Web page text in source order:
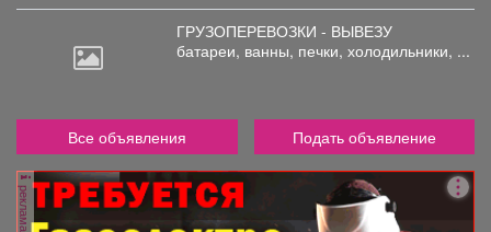
ГРУЗОПЕРЕВОЗКИ - ВЫВЕЗУ
батареи, ванны, печки, холодильники, ...
Все объявления Подать объявление
реклама